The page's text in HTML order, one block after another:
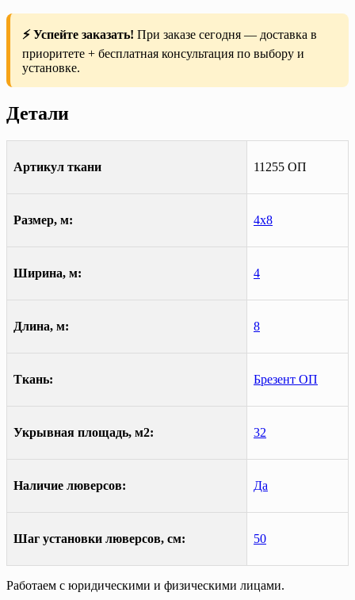
⚡ Успейте заказать! При заказе сегодня — доставка в
приоритете + бесплатная консультация по выбору и
установке.
Детали
Артикул ткани 11255 ОП
Размер, м: 4х8
Ширина, м: 4
Длина, м: 8
Ткань: Брезент ОП
Укрывная площадь, м2: 32
Наличие люверсов: Да
Шаг установки люверсов, см: 50
Работаем с юридическими и физическими лицами.